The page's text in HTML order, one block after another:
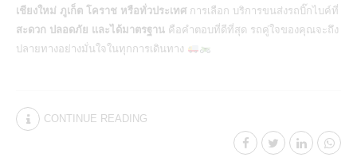
เชียงใหม่ ภูเก็ต โคราช หรือทั่วประเทศ การเลือก บริการขนส่งรถบิ๊กไบค์ที่
สะดวก ปลอดภัย และได้มาตรฐาน คือคำตอบที่ดีที่สุด รถคู่ใจของคุณจะถึง
ปลายทางอย่างมั่นใจในทุกการเดินทาง
CONTINUE READING